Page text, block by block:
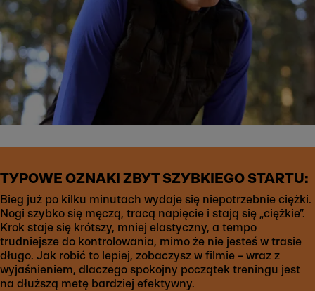
TYPOWE OZNAKI ZBYT SZYBKIEGO STARTU:
Bieg już po kilku minutach wydaje się niepotrzebnie ciężki.
Nogi szybko się męczą, tracą napięcie i stają się „ciężkie”.
Krok staje się krótszy, mniej elastyczny, a tempo
trudniejsze do kontrolowania, mimo że nie jesteś w trasie
długo. Jak robić to lepiej, zobaczysz w filmie – wraz z
wyjaśnieniem, dlaczego spokojny początek treningu jest
na dłuższą metę bardziej efektywny.